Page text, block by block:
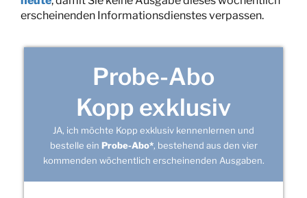
erscheinenden Informationsdienstes verpassen.
Probe-Abo
Kopp exklusiv
JA, ich möchte Kopp exklusiv kennenlernen und
bestelle ein Probe-Abo*, bestehend aus den vier
kommenden wöchentlich erscheinenden Ausgaben.